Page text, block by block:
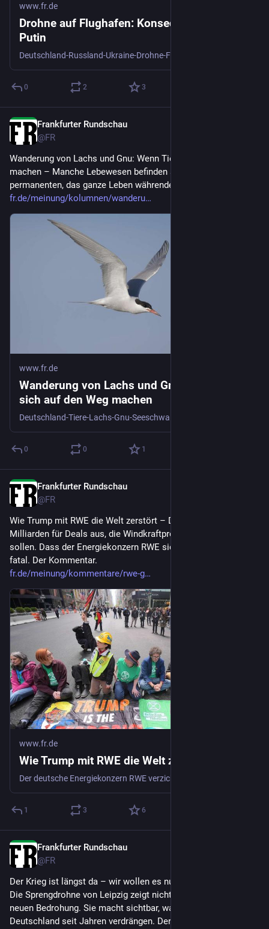
www.fr.de
Drohne auf Flughafen: Konsequenter gegen
Putin
0 2 3
Frankfurter Rundschau
@FR
Wanderung von Lachs und Gnu: Wenn Tiere sich auf den Weg
machen – Manche Lebewesen befinden sich auf einer
permanenten, das ganze Leben währenden Reise.
fr.de/meinung/kolumnen/wanderu
www.fr.de
Wanderung von Lachs und Gnu: Wenn Tiere
sich auf den Weg machen
0 0 1
Frankfurter Rundschau
@FR
Wie Trump mit RWE die Welt zerstört – Die US-Regierung gibt
Milliarden für Deals aus, die Windkraftprojekte verhindern
sollen. Dass der Energiekonzern RWE sich darauf einlässt, ist
fatal. Der Kommentar.
fr.de/meinung/kommentare/rwe-g
www.fr.de
Wie Trump mit RWE die Welt zerstört
1 3 6
Frankfurter Rundschau
@FR
Der Krieg ist längst da – wir wollen es nur nicht wahrhaben –
Die Sprengdrohne von Leipzig zeigt nicht den Beginn einer
neuen Bedrohung. Sie macht sichtbar, was viele in
Deutschland seit Jahren verdrängen. Der Kommentar.